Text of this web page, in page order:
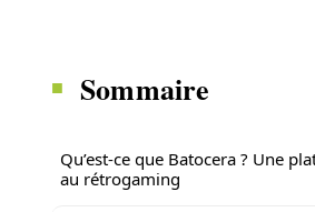
Sommaire
Qu’est-ce que Batocera ? Une
au rétrogaming